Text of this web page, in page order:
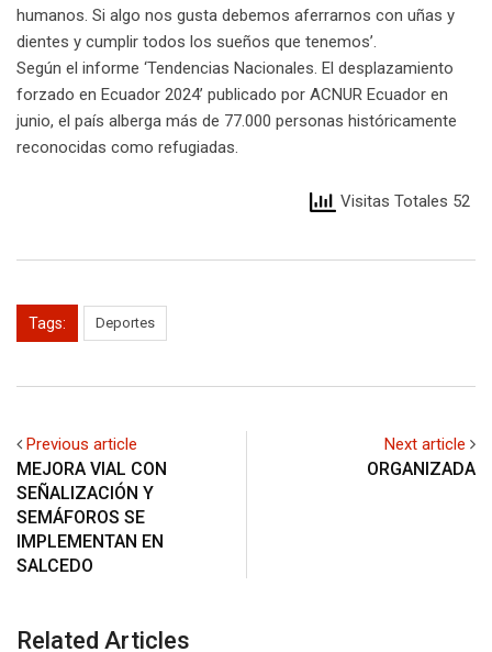
humanos. Si algo nos gusta debemos aferrarnos con uñas y
dientes y cumplir todos los sueños que tenemos’.
Según el informe ‘Tendencias Nacionales. El desplazamiento
forzado en Ecuador 2024’ publicado por ACNUR Ecuador en
junio, el país alberga más de 77.000 personas históricamente
reconocidas como refugiadas.
Visitas Totales 52
Tags: Deportes
Previous article
MEJORA VIAL CON
SEÑALIZACIÓN Y
SEMÁFOROS SE
IMPLEMENTAN EN
SALCEDO
Next article
ORGANIZADA
Related Articles